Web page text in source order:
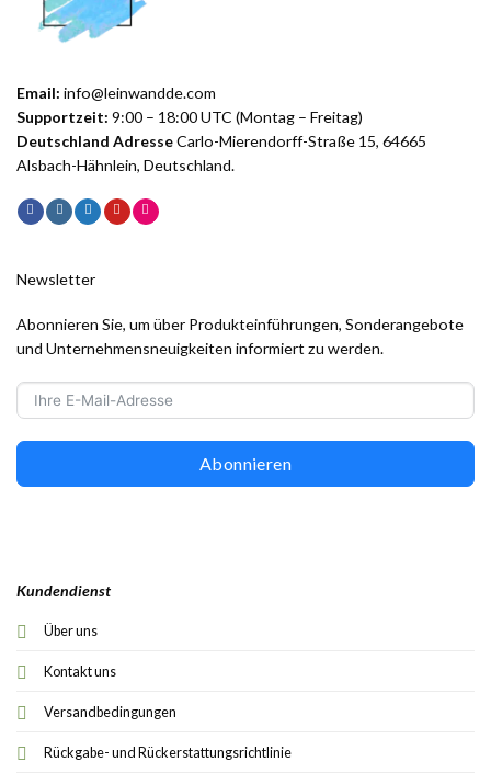
Email: info@leinwandde.com
Supportzeit: 9:00 – 18:00 UTC (Montag – Freitag)
Deutschland AdresseCarlo-Mierendorff-Straße 15, 64665
Alsbach-Hähnlein, Deutschland.
Kundendienst
Über uns
Kontakt uns
Versandbedingungen
Rückgabe- und Rückerstattungsrichtlinie
Newsletter
Abonnieren Sie, um über Produkteinführungen, Sonderangebote
und Unternehmensneuigkeiten informiert zu werden.
Abonnieren